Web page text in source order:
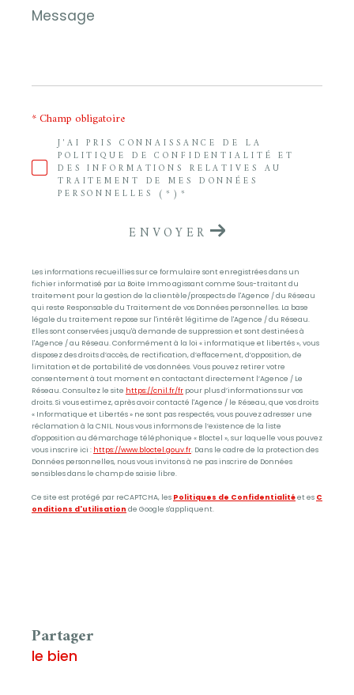
Message
*
J'AI PRIS CONNAISSANCE DE LA
POLITIQUE DE CONFIDENTIALITÉ ET
DES INFORMATIONS RELATIVES AU
TRAITEMENT DE MES DONNÉES
PERSONNELLES (*)*
* Champ obligatoire
ENVOYER
Les informations recueillies sur ce formulaire sont enregistrées dans un
fichier informatisé par La Boite Immo agissant comme Sous-traitant du
traitement pour la gestion de la clientèle/prospects de l'Agence / du Réseau
qui reste Responsable du Traitement de vos Données personnelles. La base
légale du traitement repose sur l'intérêt légitime de l'Agence / du Réseau.
Elles sont conservées jusqu'à demande de suppression et sont destinées à
l'Agence / au Réseau. Conformément à la loi « informatique et libertés », vous
disposez des droits d’accès, de rectification, d’effacement, d’opposition, de
limitation et de portabilité de vos données. Vous pouvez retirer votre
consentement à tout moment en contactant directement l’Agence / Le
Réseau. Consultez le site https://cnil.fr/fr pour plus d’informations sur vos
droits. Si vous estimez, après avoir contacté l'Agence / le Réseau, que vos droits
« Informatique et Libertés » ne sont pas respectés, vous pouvez adresser une
réclamation à la CNIL. Nous vous informons de l’existence de la liste
d'opposition au démarchage téléphonique « Bloctel », sur laquelle vous pouvez
vous inscrire ici : https://www.bloctel.gouv.fr. Dans le cadre de la protection des
Données personnelles, nous vous invitons à ne pas inscrire de Données
sensibles dans le champ de saisie libre.
Ce site est protégé par reCAPTCHA, les Politiques de Confidentialitéet es C
onditions d'utilisation de Google s'appliquent.
partager
le bien